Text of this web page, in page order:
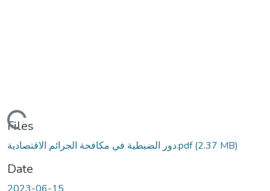
Loading...
Files
دور الضبطية في مكافحة الجرائم الاقتصادية.pdf(2.37 MB)
Date